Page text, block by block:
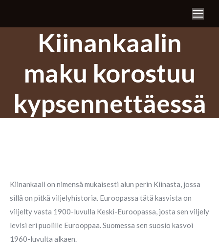
Search:
Kiinankaalin
maku korostuu
kypsennettäessä
Kiinankaali on nimensä mukaisesti alun perin Kiinasta, jossa
sillä on pitkä viljelyhistoria. Euroopassa tätä kasvista on
viljelty vasta 1900-luvulla Keski-Euroopassa, josta sen viljely
levisi eri puolille Eurooppaa. Suomessa sen suosio kasvoi
1960-luvulta alkaen.